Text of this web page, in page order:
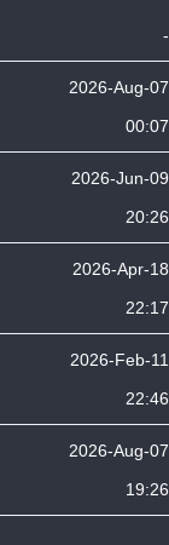
-
2026-Aug-07
00:07
2026-Jun-09
20:26
2026-Apr-18
22:17
2026-Feb-11
22:46
2026-Aug-07
19:26